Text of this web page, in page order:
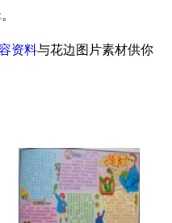
资料与花边图片素材供你